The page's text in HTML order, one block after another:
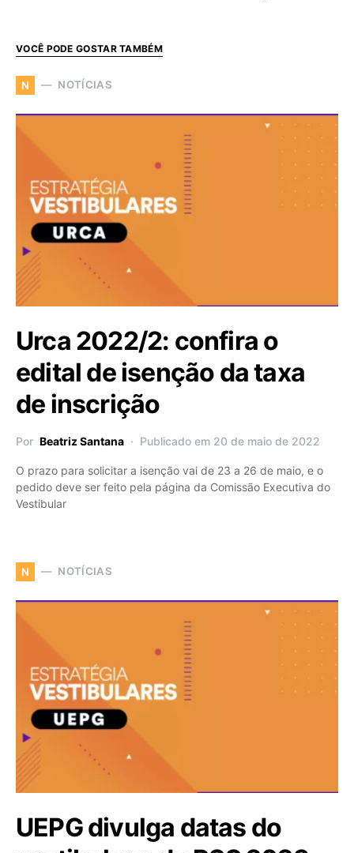
VOCÊ PODE GOSTAR TAMBÉM
N NOTÍCIAS
Urca 2022/2: confira o
edital de isenção da taxa
de inscrição
Por Beatriz Santana Publicado em 20 de maio de 2022
O prazo para solicitar a isenção vai de 23 a 26 de maio, e o
pedido deve ser feito pela página da Comissão Executiva do
Vestibular
N NOTÍCIAS
UEPG divulga datas do